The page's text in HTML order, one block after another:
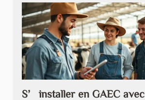
S’installer en GAEC avec